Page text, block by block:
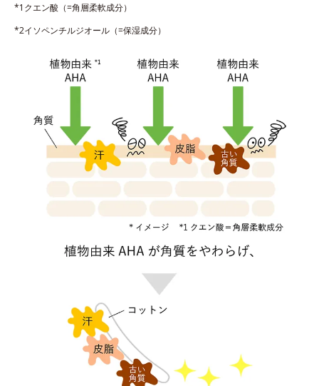
*1クエン酸（=角層柔軟成分）
*2イソペンチルジオール（=保湿成分）